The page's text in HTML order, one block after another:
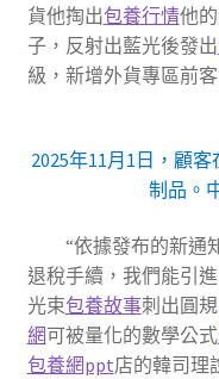
貨他掏出包養行情他
子，反射出藍光後發出
級，新增外貨專區前
2025年11月1日，顧
制品。
“依據發布的新通
退稅手續，我們能引
光束包養故事刺出圓
網可被量化的數學公式
包養網ppt店的韓司理